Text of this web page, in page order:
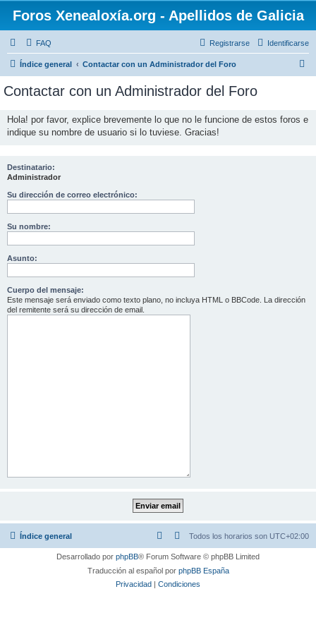
Foros Xenealoxía.org - Apellidos de Galicia
FAQ Identificarse
Registrarse
Índice general Contactar con un Administrador del Foro
Contactar con un Administrador del Foro
Hola! por favor, explice brevemente lo que no le funcione de estos foros e
indique su nombre de usuario si lo tuviese. Gracias!
Destinatario:
Administrador
Su dirección de correo electrónico:
Su nombre:
Asunto:
Cuerpo del mensaje:
Este mensaje será enviado como texto plano, no incluya HTML o BBCode. La dirección
del remitente será su dirección de email.
Índice general Todos los horarios son UTC+02:00
Desarrollado por phpBB® Forum Software © phpBB Limited
Traducción al español por phpBB España
Privacidad | Condiciones